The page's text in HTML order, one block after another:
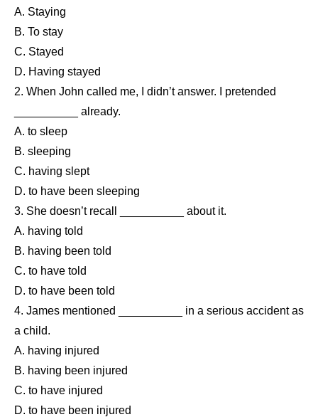
A. Staying
B. To stay
C. Stayed
D. Having stayed
2. When John called me, I didn’t answer. I pretended
__________ already.
A. to sleep
B. sleeping
C. having slept
D. to have been sleeping
3. She doesn’t recall __________ about it.
A. having told
B. having been told
C. to have told
D. to have been told
4. James mentioned __________ in a serious accident as
a child.
A. having injured
B. having been injured
C. to have injured
D. to have been injured